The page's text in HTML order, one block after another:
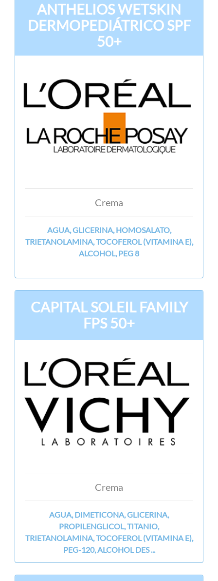
ANTHELIOS WETSKIN
DERMOPEDIÁTRICO SPF
50+
Crema
AGUA, GLICERINA, HOMOSALATO,
TRIETANOLAMINA, TOCOFEROL (VITAMINA E),
ALCOHOL, PEG 8
CAPITAL SOLEIL FAMILY
FPS 50+
Crema
AGUA, DIMETICONA, GLICERINA,
PROPILENGLICOL, TITANIO,
TRIETANOLAMINA, TOCOFEROL (VITAMINA E),
PEG-120, ALCOHOL DES ...